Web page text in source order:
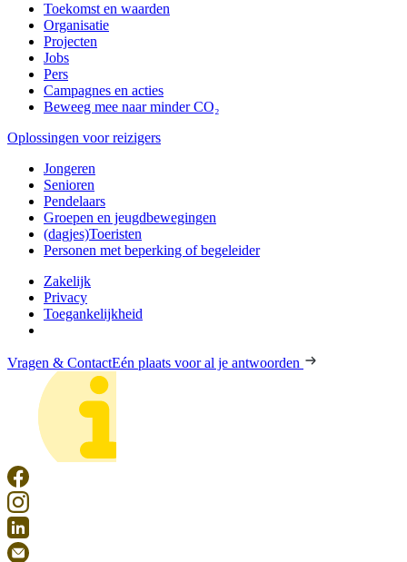
Toekomst en waarden
Organisatie
Projecten
Jobs
Pers
Campagnes en acties
Beweeg mee naar minder CO₂
Oplossingen voor reizigers
Jongeren
Senioren
Pendelaars
Groepen en jeugdbewegingen
(dagjes)Toeristen
Personen met beperking of begeleider
Zakelijk
Privacy
Toegankelijkheid
Vragen & ContactEén plaats voor al je antwoorden